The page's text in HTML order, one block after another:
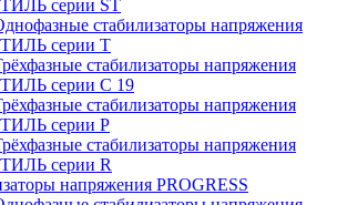
серии ST
стабилизаторы напряжения
серии T
стабилизаторы напряжения
серии C 19
стабилизаторы напряжения
серии P
стабилизаторы напряжения
серии R
напряжения PROGRESS